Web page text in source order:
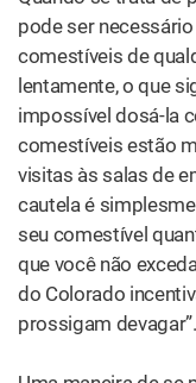
fortemente
atuais ao cultivo de
flores de cannabis
todos. Se você tiver
Os concentrados
consumidos
pode ser a mais
Oriente Médio, a
haxixe, foi
de trivial hoje em
Essa solução é um